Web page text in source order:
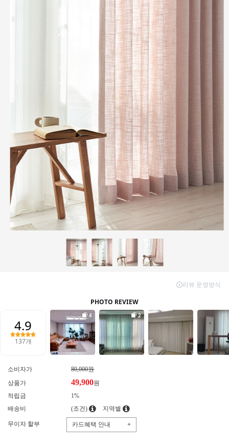
소비자가
80,000원
상품가
49,900원
적립금
1%
배송비
(조건) 지역별
무이자 할부 카드혜택 안내 +